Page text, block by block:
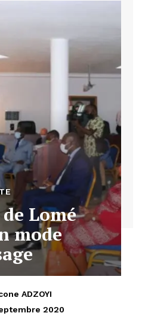
Lomé
mode
ADZOYI
2020